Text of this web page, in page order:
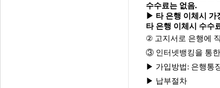
수수료는 없음.
▶ 타 은행 이체시 가
타 은행 이체시 수수
② 고지서로 은행에
③ 인터넷뱅킹을 통
▶ 가입방법: 은행통
▶ 납부절차